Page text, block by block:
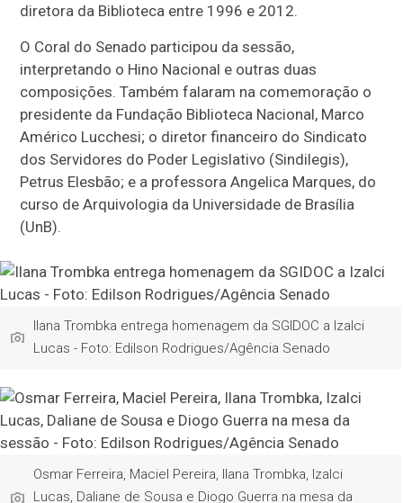
diretora da Biblioteca entre 1996 e 2012.
O Coral do Senado participou da sessão,
interpretando o Hino Nacional e outras duas
composições. Também falaram na comemoração o
presidente da Fundação Biblioteca Nacional, Marco
Américo Lucchesi; o diretor financeiro do Sindicato
dos Servidores do Poder Legislativo (Sindilegis),
Petrus Elesbão; e a professora Angelica Marques, do
curso de Arquivologia da Universidade de Brasília
(UnB).
Ilana Trombka entrega homenagem da SGIDOC a Izalci
Lucas - Foto: Edilson Rodrigues/Agência Senado
Osmar Ferreira, Maciel Pereira, Ilana Trombka, Izalci
Lucas, Daliane de Sousa e Diogo Guerra na mesa da